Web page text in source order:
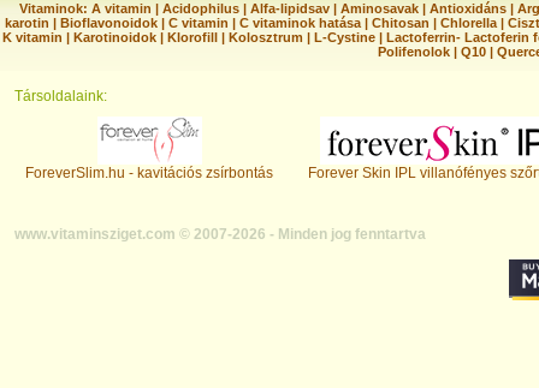
Vitaminok: A vitamin |Acidophilus |Alfa-lipidsav |Aminosavak |Antioxidáns |
karotin | Bioflavonoidok | C vitamin | C vitaminok hatása | Chitosan | Chlorella |
K vitamin | Karotinoidok | Klorofill | Kolosztrum | L-Cystine | Lactoferrin- Lactoferin
Polifenolok |Q10 |
Társoldalaink:
ForeverSlim.hu - kavitációs zsírbontás Forever Skin IPL villanófényes
www.vitaminsziget.com © 2007-2026 - Minden jog fenntartva